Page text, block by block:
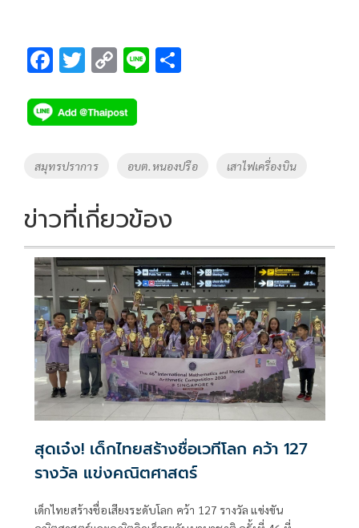
F
e
b
o
k
T
tt
er
C
p
y
Li
k
Li
Tags
สมุทรปราการ อบต.หนองปรือ เสาไฟเครื่องบิน
ข่าวที่เกี่ยวข้อง
สุดเจ๋ง! เด็กไทยสร้างชื่อเวทีโลก คว้า 127
รางวัล แข่งคณิตศาสตร์
เด็กไทยสร้างชื่อเสียงระดับโลก คว้า 127 รางวัล แข่งขัน